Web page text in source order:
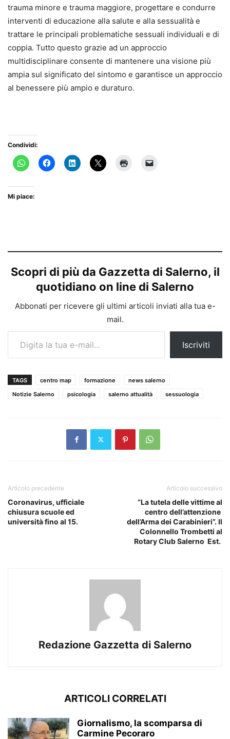
trauma minore e trauma maggiore, progettare e condurre
interventi di educazione alla salute e alla sessualità e
trattare le principali problematiche sessuali individuali e di
coppia. Tutto questo grazie ad un approccio
multidisciplinare consente di mantenere una visione più
ampia sul significato del sintomo e garantisce un approccio
al benessere più ampio e duraturo.
Condividi:
Mi piace:
Scopri di più da Gazzetta di Salerno, il
quotidiano on line di Salerno
Abbonati per ricevere gli ultimi articoli inviati alla tua e-
mail.
Digita la tua e-mail...
Iscriviti
TAGS centro map formazione
news salerno
Notizie Salerno
psicologia salerno attualità sessuologia
Articolo precedente
Coronavirus, ufficiale
chiusura scuole ed
università fino al 15.
Articolo successivo
“La tutela delle vittime al
centro dell’attenzione
dell’Arma dei Carabinieri”. Il
Colonnello Trombetti al
Rotary Club Salerno Est.
Redazione Gazzetta di Salerno
ARTICOLI CORRELATI
Giornalismo, la scomparsa di
Carmine Pecoraro